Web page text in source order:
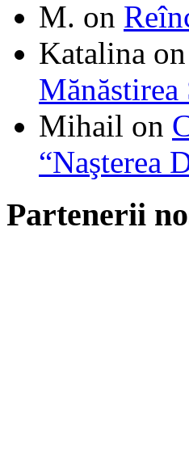
M. on
Katalina on
Mănăstirea
Mihail on
“Naşterea
Partenerii